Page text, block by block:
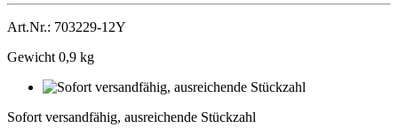
Art.Nr.: 703229-12Y
Gewicht 0,9 kg
Sofort versandfähig, ausreichende Stückzahl